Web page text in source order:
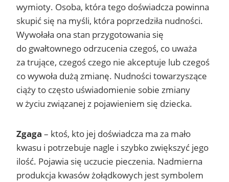
wymioty. Osoba, która tego doświadcza powinna
skupić się na myśli, która poprzedziła nudności.
Wywołała ona stan przygotowania się
do gwałtownego odrzucenia czegoś, co uważa
za trujące, czegoś czego nie akceptuje lub czegoś
co wywoła dużą zmianę. Nudności towarzyszące
ciąży to często uświadomienie sobie zmiany
w życiu związanej z pojawieniem się dziecka.
Zgaga – ktoś, kto jej doświadcza ma za mało
kwasu i potrzebuje nagle i szybko zwiększyć jego
ilość. Pojawia się uczucie pieczenia. Nadmierna
produkcja kwasów żołądkowych jest symbolem